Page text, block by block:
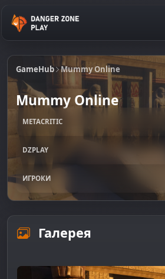
GameHub Mummy Online
Mummy Online
METACRITIC
DZPLAY
ИГРОКИ
Галерея